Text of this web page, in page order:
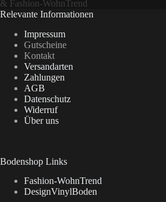
& Fashion-WohnTrend
Relevante Informationen
Impressum
Gutscheine
Kontakt
Versandarten
Zahlungen
AGB
Datenschutz
Widerruf
Über uns
Bodenshop Links
Fashion-WohnTrend
DesignVinylBoden